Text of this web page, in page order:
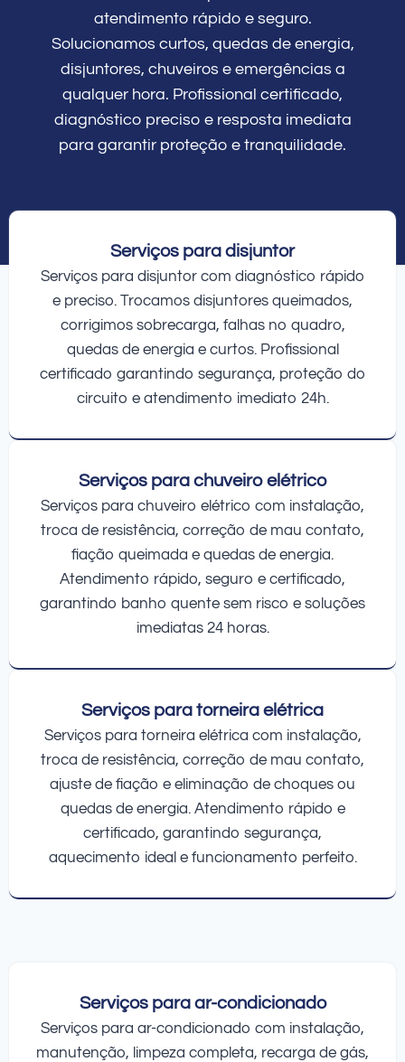
atendimento rápido e seguro.
Solucionamos curtos, quedas de energia,
disjuntores, chuveiros e emergências a
qualquer hora. Profissional certificado,
diagnóstico preciso e resposta imediata
para garantir proteção e tranquilidade.
Serviços para disjuntor
Serviços para disjuntor com diagnóstico rápido
e preciso. Trocamos disjuntores queimados,
corrigimos sobrecarga, falhas no quadro,
quedas de energia e curtos. Profissional
certificado garantindo segurança, proteção do
circuito e atendimento imediato 24h.
Serviços para chuveiro elétrico
Serviços para chuveiro elétrico com instalação,
troca de resistência, correção de mau contato,
fiação queimada e quedas de energia.
Atendimento rápido, seguro e certificado,
garantindo banho quente sem risco e soluções
imediatas 24 horas.
Serviços para torneira elétrica
Serviços para torneira elétrica com instalação,
troca de resistência, correção de mau contato,
ajuste de fiação e eliminação de choques ou
quedas de energia. Atendimento rápido e
certificado, garantindo segurança,
aquecimento ideal e funcionamento perfeito.
Serviços para ar-condicionado
Serviços para ar-condicionado com instalação,
manutenção, limpeza completa, recarga de gás,